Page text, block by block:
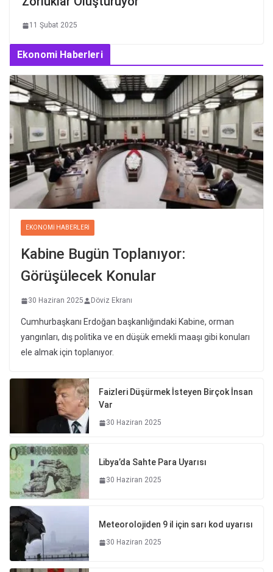
11 Şubat 2025
Ekonomi Haberleri
EKONOMI HABERLERI
Kabine Bugün Toplanıyor:
Görüşülecek Konular
30 Haziran 2025 Döviz Ekranı
Cumhurbaşkanı Erdoğan başkanlığındaki Kabine, orman
yangınları, dış politika ve en düşük emekli maaşı gibi konuları
ele almak için toplanıyor.
Faizleri Düşürmek İsteyen Birçok İnsan
Var
30 Haziran 2025
Libya’da Sahte Para Uyarısı
30 Haziran 2025
Meteorolojiden 9 il için sarı kod uyarısı
30 Haziran 2025